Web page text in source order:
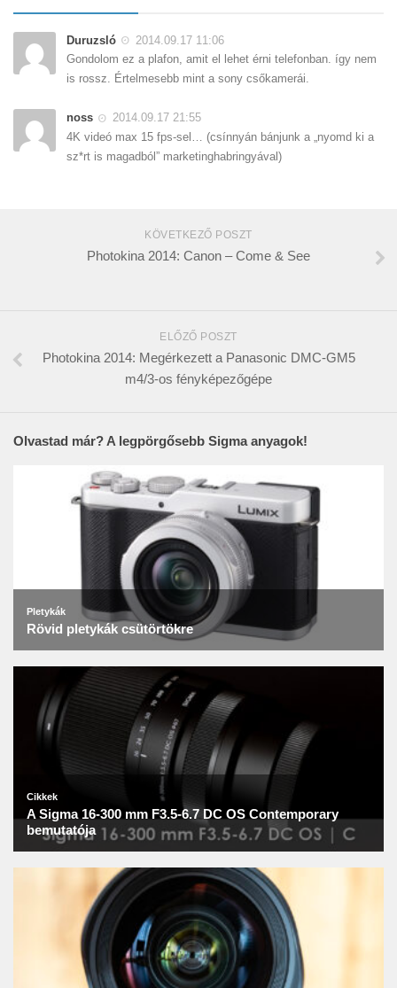
Duruzsló
2014.09.17 11:06
Gondolom ez a plafon, amit el lehet érni telefonban. így nem
is rossz. Értelmesebb mint a sony csőkamerái.
noss
2014.09.17 21:55
4K videó max 15 fps-sel… (csínnyán bánjunk a „nyomd ki a
sz*rt is magadból” marketinghabringyával)
KÖVETKEZŐ POSZT
Photokina 2014: Canon – Come & See
ELŐZŐ POSZT
Photokina 2014: Megérkezett a Panasonic DMC-GM5
m4/3-os fényképezőgépe
Olvastad már? A legpörgősebb Sigma anyagok!